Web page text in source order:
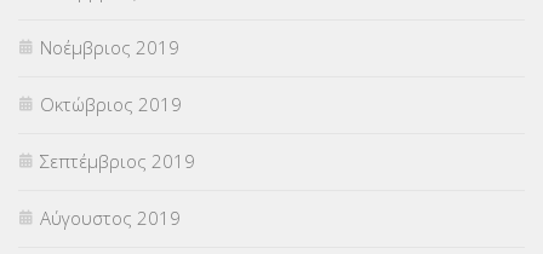
Νοέμβριος 2019
Οκτώβριος 2019
Σεπτέμβριος 2019
Αύγουστος 2019